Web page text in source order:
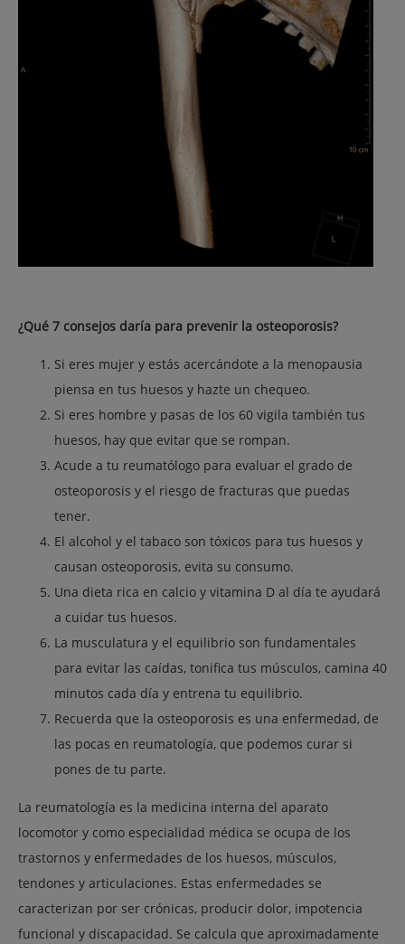
¿Qué 7 consejos daría para prevenir la osteoporosis?
Si eres mujer y estás acercándote a la menopausia
piensa en tus huesos y hazte un chequeo.
Si eres hombre y pasas de los 60 vigila también tus
huesos, hay que evitar que se rompan.
Acude a tu reumatólogo para evaluar el grado de
osteoporosis y el riesgo de fracturas que puedas
tener.
El alcohol y el tabaco son tóxicos para tus huesos y
causan osteoporosis, evita su consumo.
Una dieta rica en calcio y vitamina D al día te ayudará
a cuidar tus huesos.
La musculatura y el equilibrio son fundamentales
para evitar las caídas, tonifica tus músculos, camina 40
minutos cada día y entrena tu equilibrio.
Recuerda que la osteoporosis es una enfermedad, de
las pocas en reumatología, que podemos curar si
pones de tu parte.
La reumatología es la medicina interna del aparato
locomotor y como especialidad médica se ocupa de los
trastornos y enfermedades de los huesos, músculos,
tendones y articulaciones. Estas enfermedades se
caracterizan por ser crónicas, producir dolor, impotencia
funcional y discapacidad. Se calcula que aproximadamente